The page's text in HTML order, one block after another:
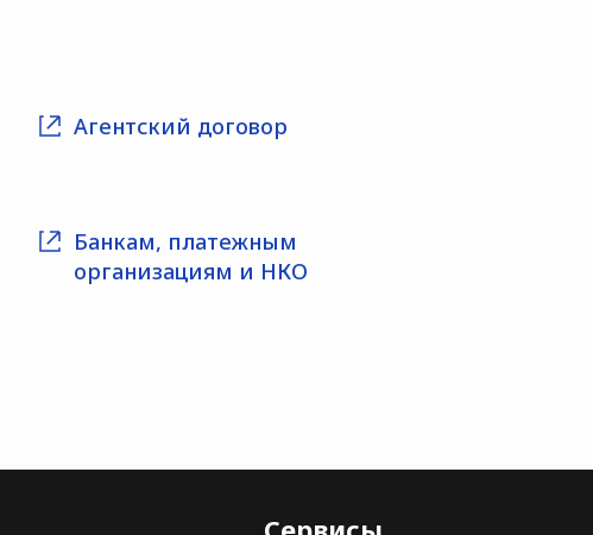
Агентский договор
Банкам, платежным
организациям и НКО